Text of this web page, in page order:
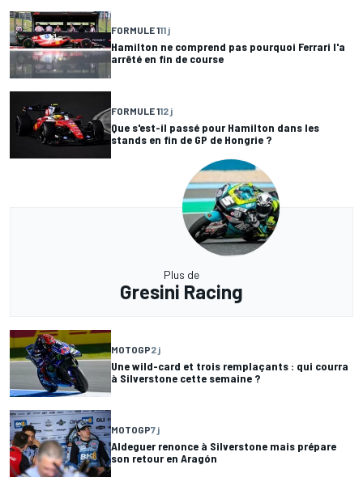
FORMULE 111 j
Hamilton ne comprend pas pourquoi Ferrari l'a
arrêté en fin de course
FORMULE 112 j
Que s'est-il passé pour Hamilton dans les
stands en fin de GP de Hongrie ?
Plus de
Gresini Racing
MOTOGP2 j
Une wild-card et trois remplaçants : qui courra
à Silverstone cette semaine ?
MOTOGP7 j
Aldeguer renonce à Silverstone mais prépare
son retour en Aragón